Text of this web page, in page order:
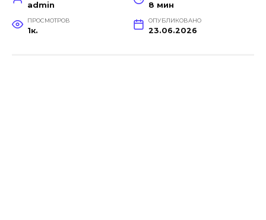
admin 8 мин
ПРОСМОТРОВ
1к.
ОПУБЛИКОВАНО
23.06.2026